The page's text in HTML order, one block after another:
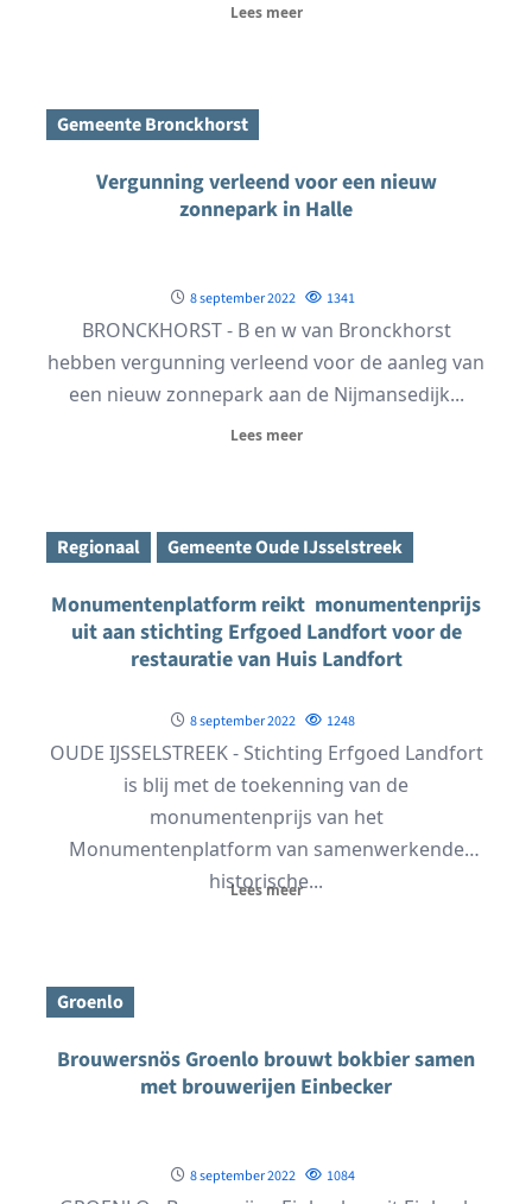
Lees meer
Gemeente Bronckhorst
Vergunning verleend voor een nieuw
zonnepark in Halle
8 september 2022 1341
BRONCKHORST - B en w van Bronckhorst
hebben vergunning verleend voor de aanleg van
een nieuw zonnepark aan de Nijmansedijk...
Lees meer
Regionaal Gemeente Oude IJsselstreek
Monumentenplatform reikt monumentenprijs
uit aan stichting Erfgoed Landfort voor de
restauratie van Huis Landfort
8 september 2022 1248
OUDE IJSSELSTREEK - Stichting Erfgoed Landfort
is blij met de toekenning van de
monumentenprijs van het
Monumentenplatform van samenwerkende
historische...
Lees meer
Groenlo
Brouwersnös Groenlo brouwt bokbier samen
met brouwerijen Einbecker
8 september 2022 1084